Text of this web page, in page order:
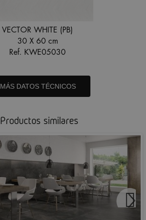
VECTOR WHITE (PB)
30 X 60 cm
Ref. KWE05030
MÁS DATOS TÉCNICOS
Productos similares
COVENT